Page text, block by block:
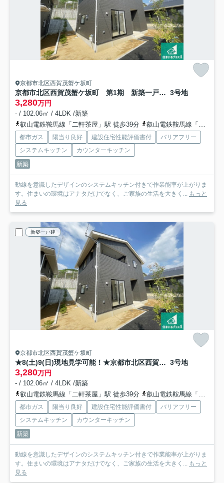
京都市北区西賀茂蟹ケ坂町
京都市北区西賀茂蟹ケ坂町 第1期 新築一戸建て 3号地
3,280万円
- / 102.06㎡ / 4LDK /新築
叡山電鉄鞍馬線「二軒茶屋」駅 徒歩39分
叡山電鉄鞍馬線「京都精華大前」駅 徒歩43分
都市ガス 陽当り良好 建設住宅性能評価書付
バリアフリー
システムキッチン
カウンターキッチン
新築
動線を意識したデザインのシステムキッチン付きで作業能率が上がりま
す。住まいの環境はアナタだけでなく、ご家族の生活を大きく...
もっと
見る
新築一戸建
京都市北区西賀茂蟹ケ坂町
★8(土)9(日)現地見学可能！★京都市北区西賀茂蟹ケ坂町 ラスト1邸 3号地
3,280万円
- / 102.06㎡ / 4LDK /新築
叡山電鉄鞍馬線「二軒茶屋」駅 徒歩39分
叡山電鉄鞍馬線「京都精華大前」駅 徒歩43分
都市ガス 陽当り良好 建設住宅性能評価書付
バリアフリー
システムキッチン
カウンターキッチン
新築
動線を意識したデザインのシステムキッチン付きで作業能率が上がりま
す。住まいの環境はアナタだけでなく、ご家族の生活を大きく...
もっと
見る